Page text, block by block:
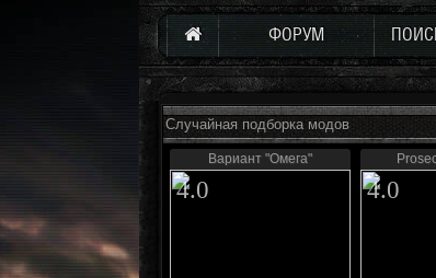
ФОРУМ
Случайная подборка модов
Вариант "Омега"
4.0 4.0